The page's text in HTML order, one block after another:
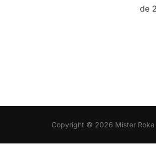
de
Copyright © 2026 Mister Roka